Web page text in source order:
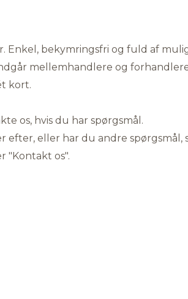
Enkel, bekymringsfri og fuld af
mellemhandlere og
kort.
os, hvis du har spørgsmål.
efter, eller har du andre spørgsmål,
"Kontakt os".